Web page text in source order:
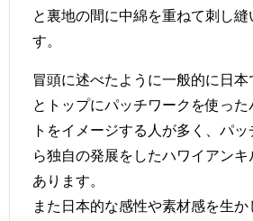
と裏地の間に中綿を重ねて刺し縫
す。
冒頭に述べたように一般的に日本
とトップにパッチワークを使っ
トをイメージする人が多く、パ
ら独自の発展をしたハワイアン
あります。
また日本的な感性や素材感を生